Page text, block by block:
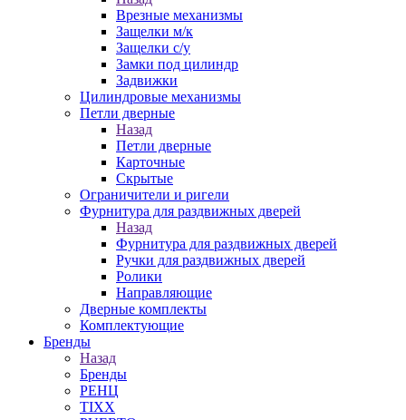
Врезные механизмы
Защелки м/к
Защелки с/у
Замки под цилиндр
Задвижки
Цилиндровые механизмы
Петли дверные
Назад
Петли дверные
Карточные
Скрытые
Ограничители и ригели
Фурнитура для раздвижных дверей
Назад
Фурнитура для раздвижных дверей
Ручки для раздвижных дверей
Ролики
Направляющие
Дверные комплекты
Комплектующие
Бренды
Назад
Бренды
РЕНЦ
TIXX